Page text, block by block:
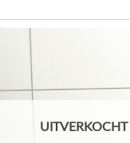
UITVERKOCHT